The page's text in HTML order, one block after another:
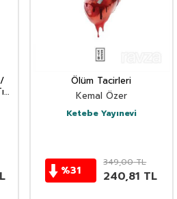
Ölüm Tacirleri
Kemal Özer
Ketebe Yayınevi
%31
349,00TL
240,81 TL